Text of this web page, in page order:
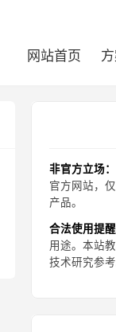
网站首页
非官方立场：
官方网站，
产品。
合法使用提醒
用途。本站
技术研究参考